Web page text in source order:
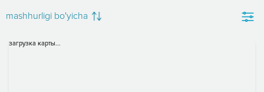
mashhurligi bo'yicha
загрузка карты...